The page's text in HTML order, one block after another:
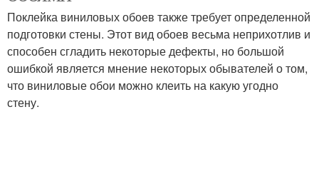
Поклейка виниловых обоев также требует определенной
подготовки стены. Этот вид обоев весьма неприхотлив и
способен сгладить некоторые дефекты, но большой
ошибкой является мнение некоторых обывателей о том,
что виниловые обои можно клеить на какую угодно
стену.